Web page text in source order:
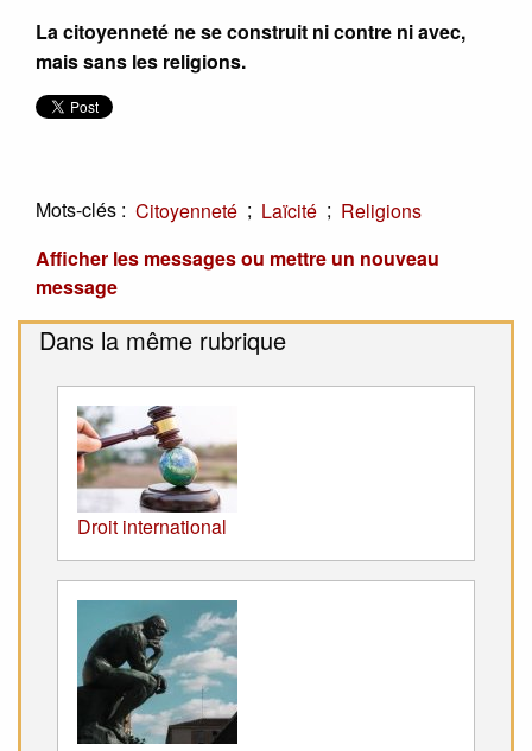
La citoyenneté ne se construit ni contre ni avec,
mais sans les religions.
Mots-clés : Citoyenneté ; Laïcité ; Religions
Afficher les messages ou mettre un nouveau
message
Dans la même rubrique
Droit international